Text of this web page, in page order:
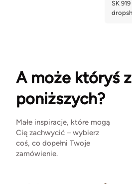
A może któryś z
poniższych?
Małe inspiracje, które mogą
Cię zachwycić – wybierz
coś, co dopełni Twoje
zamówienie.